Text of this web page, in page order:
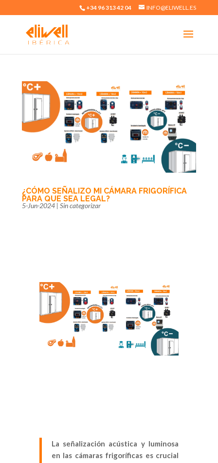
+34 96 313 42 04 INFO@ELIWELL.ES
¿CÓMO SEÑALIZO MI CÁMARA FRIGORÍFICA
PARA QUE SEA LEGAL?
5-Jun-2024| Sin categorizar
La señalización acústica y luminosa
en las cámaras frigoríficas es crucial